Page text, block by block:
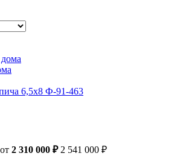
6,5х8 Ф-91-463
2 310 000 ₽ 2 541 000 ₽